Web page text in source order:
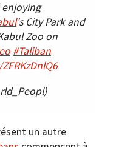
's City Park and
Zoo on
#Taliban
un autre